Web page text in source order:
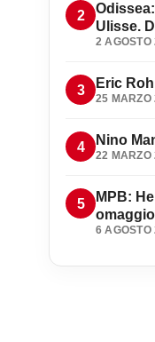
Ulisse.
2 AGOSTO
Eric
25 MARZO
Nino
22 MARZO
MPB:
6 AGOSTO